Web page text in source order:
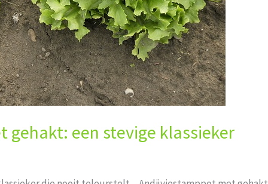
gehakt: een stevige klassieker